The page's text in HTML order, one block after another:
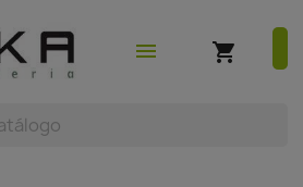
(0)
menu
shopping_cart